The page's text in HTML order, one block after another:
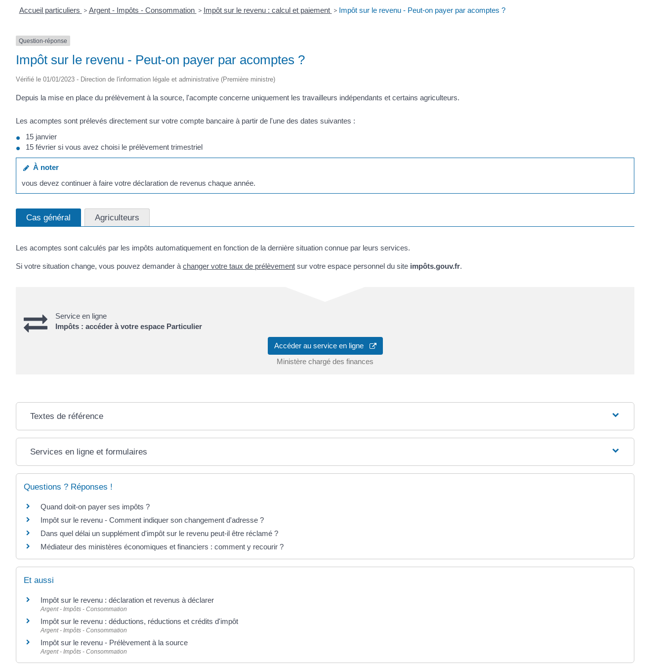
Accueil particuliers > Argent - Impôts - Consommation > Impôt sur le revenu : calcul et paiement > Impôt sur le revenu - Peut-on payer par acomptes ?
Question-réponse
Impôt sur le revenu - Peut-on payer par acomptes ?
Vérifié le 01/01/2023 - Direction de l'information légale et administrative (Première ministre)
Depuis la mise en place du prélèvement à la source, l'acompte concerne uniquement les travailleurs indépendants et certains agriculteurs.
Les acomptes sont prélevés directement sur votre compte bancaire à partir de l'une des dates suivantes :
15 janvier
15 février si vous avez choisi le prélèvement trimestriel
À noter
vous devez continuer à faire votre déclaration de revenus chaque année.
Cas général Agriculteurs
Les acomptes sont calculés par les impôts automatiquement en fonction de la dernière situation connue par leurs services.
Si votre situation change, vous pouvez demander à changer votre taux de prélèvement sur votre espace personnel du site impôts.gouv.fr.
Service en ligne
Impôts : accéder à votre espace Particulier
Accéder au service en ligne
Ministère chargé des finances
Textes de référence
Services en ligne et formulaires
Questions ? Réponses !
Quand doit-on payer ses impôts ?
Impôt sur le revenu - Comment indiquer son changement d'adresse ?
Dans quel délai un supplément d'impôt sur le revenu peut-il être réclamé ?
Médiateur des ministères économiques et financiers : comment y recourir ?
Et aussi
Impôt sur le revenu : déclaration et revenus à déclarer
Argent - Impôts - Consommation
Impôt sur le revenu : déductions, réductions et crédits d'impôt
Argent - Impôts - Consommation
Impôt sur le revenu - Prélèvement à la source
Argent - Impôts - Consommation